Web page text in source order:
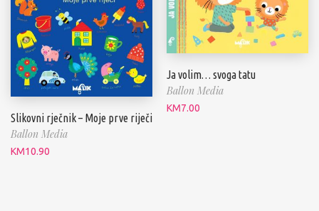
Slikovni rječnik – Moje prve riječi
Ballon Media
KM10.90
Ja volim… svoga tatu
Ballon Media
KM7.00